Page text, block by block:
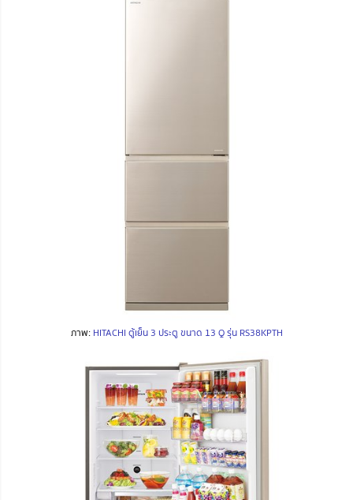
ภาพ: HITACHI ตู้เย็น 3 ประตู ขนาด 13 Q รุ่น RS38KPTH